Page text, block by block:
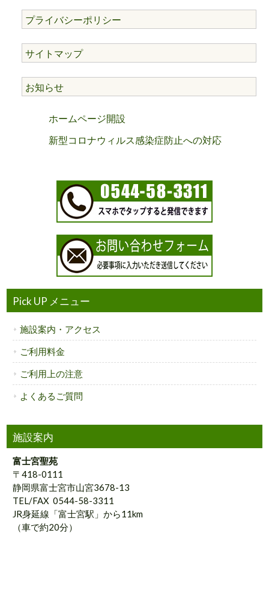
プライバシーポリシー
サイトマップ
お知らせ
ホームページ開設
新型コロナウィルス感染症防止への対応
Pick UP メニュー
施設案内・アクセス
ご利用料金
ご利用上の注意
よくあるご質問
施設案内
富士宮聖苑
〒418-0111
静岡県富士宮市山宮3678-13
TEL/FAX 0544-58-3311
JR身延線「富士宮駅」から11km
（車で約20分）